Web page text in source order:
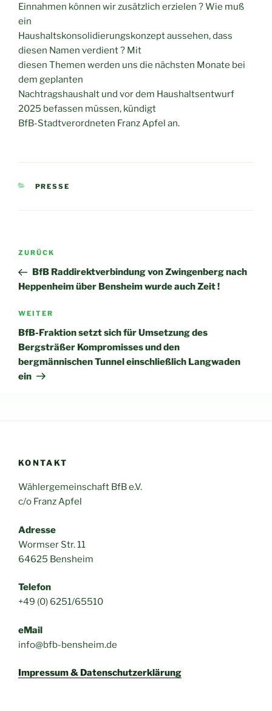
Einnahmen können wir zusätzlich erzielen ? Wie muß
ein
Haushaltskonsolidierungskonzept aussehen, dass
diesen Namen verdient ? Mit
diesen Themen werden uns die nächsten Monate bei
dem geplanten
Nachtragshaushalt und vor dem Haushaltsentwurf
2025 befassen müssen, kündigt
BfB-Stadtverordneten Franz Apfel an.
KATEGORIEN
PRESSE
Beitragsnavigation
Vorheriger
Beitrag
ZURÜCK
BfB Raddirektverbindung von Zwingenberg nach
Heppenheim über Bensheim wurde auch Zeit !
Nächster
Beitrag
WEITER
BfB-Fraktion setzt sich für Umsetzung des
Bergsträßer Kompromisses und den
bergmännischen Tunnel einschließlich Langwaden
ein
KONTAKT
Wählergemeinschaft BfB e.V.
c/o Franz Apfel
Adresse
Wormser Str. 11
64625 Bensheim
Telefon
+49 (0) 6251/65510
eMail
info@bfb-bensheim.de
Impressum & Datenschutzerklärung